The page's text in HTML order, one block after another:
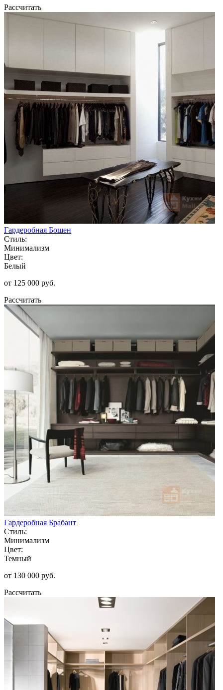
Рассчитать
Гардеробная Бошен
Стиль:
Минимализм
Цвет:
Белый
от 125 000 руб.
Рассчитать
Гардеробная Брабант
Стиль:
Минимализм
Цвет:
Темный
от 130 000 руб.
Рассчитать